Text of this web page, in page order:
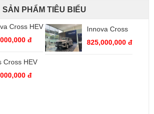
SẢN PHẨM TIÊU BIỂU
Cross
đ
Vios 1.5G (CVT)
545,000,000 đ
1.5E (CVT)
đ